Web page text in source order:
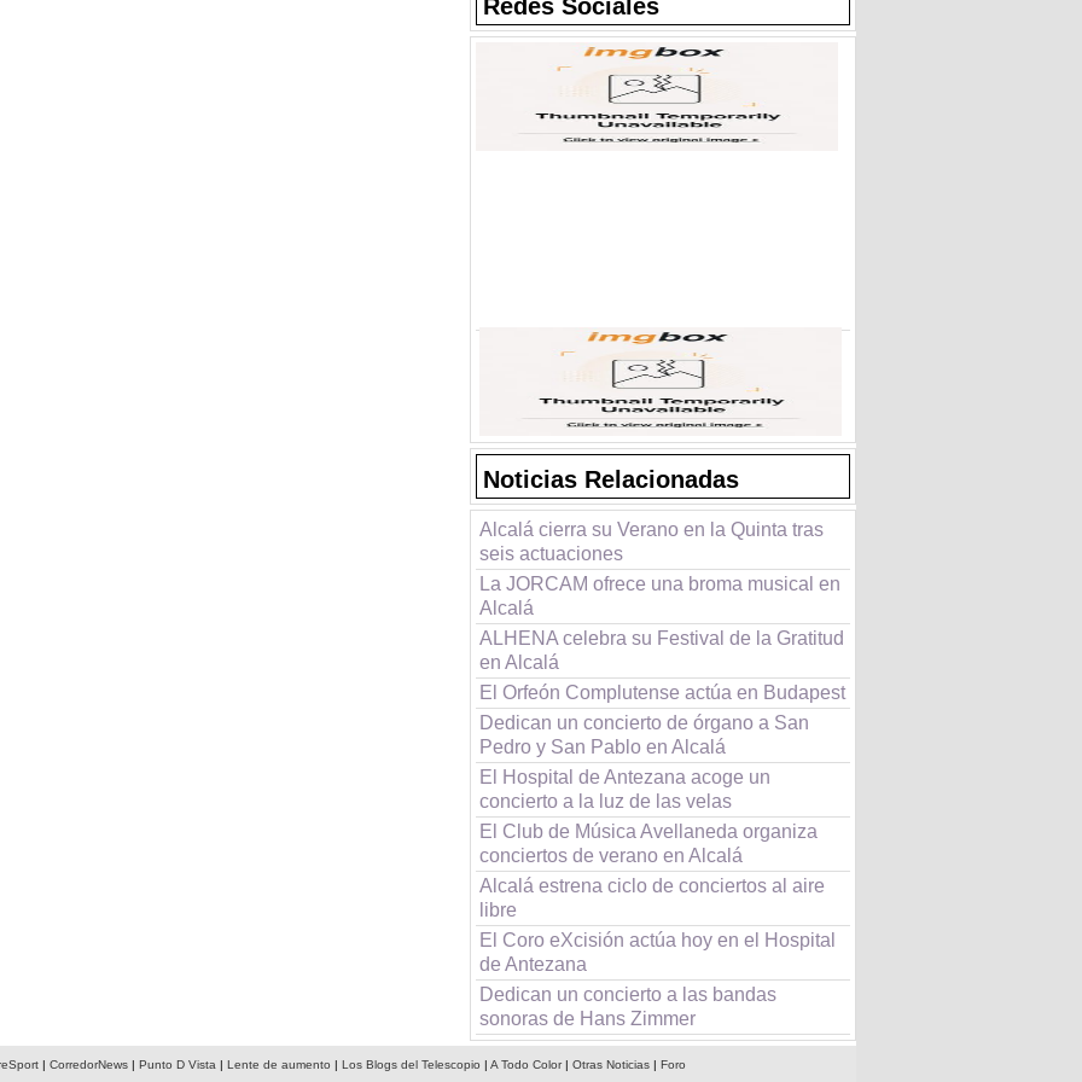
Redes Sociales
Noticias Relacionadas
Alcalá cierra su Verano en la Quinta tras
seis actuaciones
La JORCAM ofrece una broma musical en
Alcalá
ALHENA celebra su Festival de la Gratitud
en Alcalá
El Orfeón Complutense actúa en Budapest
Dedican un concierto de órgano a San
Pedro y San Pablo en Alcalá
El Hospital de Antezana acoge un
concierto a la luz de las velas
El Club de Música Avellaneda organiza
conciertos de verano en Alcalá
Alcalá estrena ciclo de conciertos al aire
libre
El Coro eXcisión actúa hoy en el Hospital
de Antezana
Dedican un concierto a las bandas
sonoras de Hans Zimmer
| CorredorNews| Punto D Vista | Lente de aumento | Los Blogs del Telescopio | A Todo Color| Otras Noticias| Foro